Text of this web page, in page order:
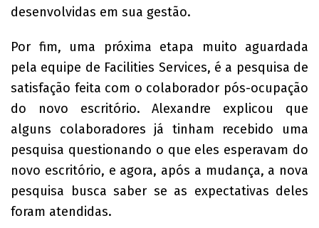
desenvolvidas em sua gestão.
Por fim, uma próxima etapa muito aguardada
pela equipe de Facilities Services, é a pesquisa de
satisfação feita com o colaborador pós-ocupação
do novo escritório. Alexandre explicou que
alguns colaboradores já tinham recebido uma
pesquisa questionando o que eles esperavam do
novo escritório, e agora, após a mudança, a nova
pesquisa busca saber se as expectativas deles
foram atendidas.